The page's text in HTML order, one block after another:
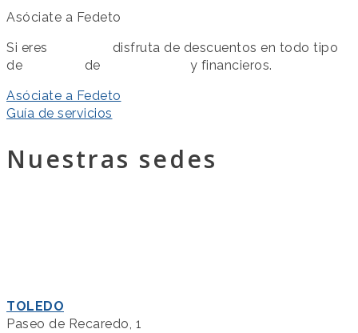
Asóciate a Fedeto
Si eres
disfruta de descuentos en todo tipo
de
de
y financieros.
Asóciate a Fedeto
Guía de servicios
Nuestras sedes
TOLEDO
Paseo de Recaredo, 1